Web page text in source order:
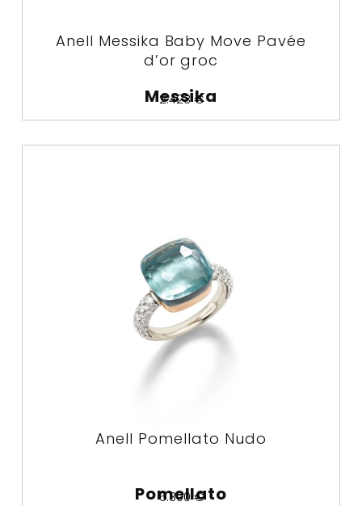
Anell Messika Baby Move Pavée
d’or groc
Messika
2.423€
Anell Pomellato Nudo
Pomellato
6.300€